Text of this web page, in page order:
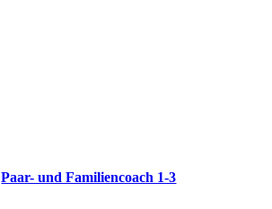
Paar- und Familiencoach 1-3